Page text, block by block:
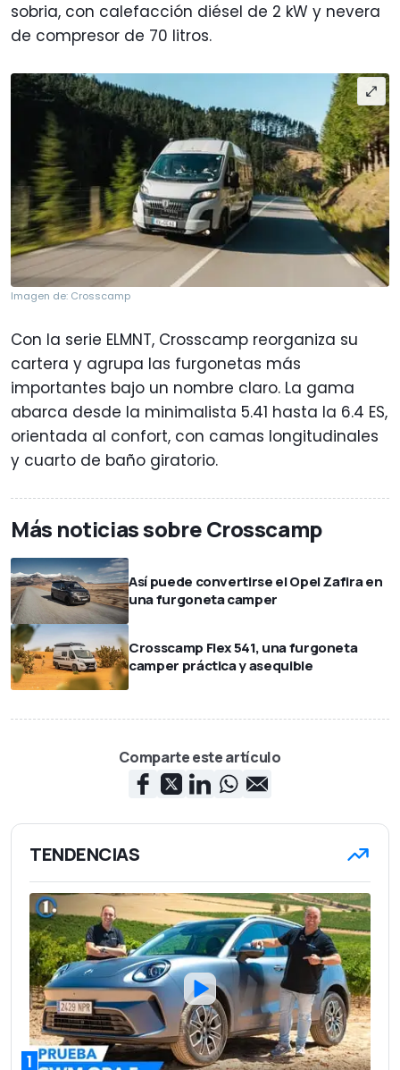
sobria, con calefacción diésel de 2 kW y nevera
de compresor de 70 litros.
Imagen de: Crosscamp
Con la serie ELMNT, Crosscamp reorganiza su
cartera y agrupa las furgonetas más
importantes bajo un nombre claro. La gama
abarca desde la minimalista 5.41 hasta la 6.4 ES,
orientada al confort, con camas longitudinales
y cuarto de baño giratorio.
Más noticias sobre Crosscamp
Así puede convertirse el Opel Zafira en
una furgoneta camper
Crosscamp Flex 541, una furgoneta
camper práctica y asequible
Comparte este artículo
TENDENCIAS
1